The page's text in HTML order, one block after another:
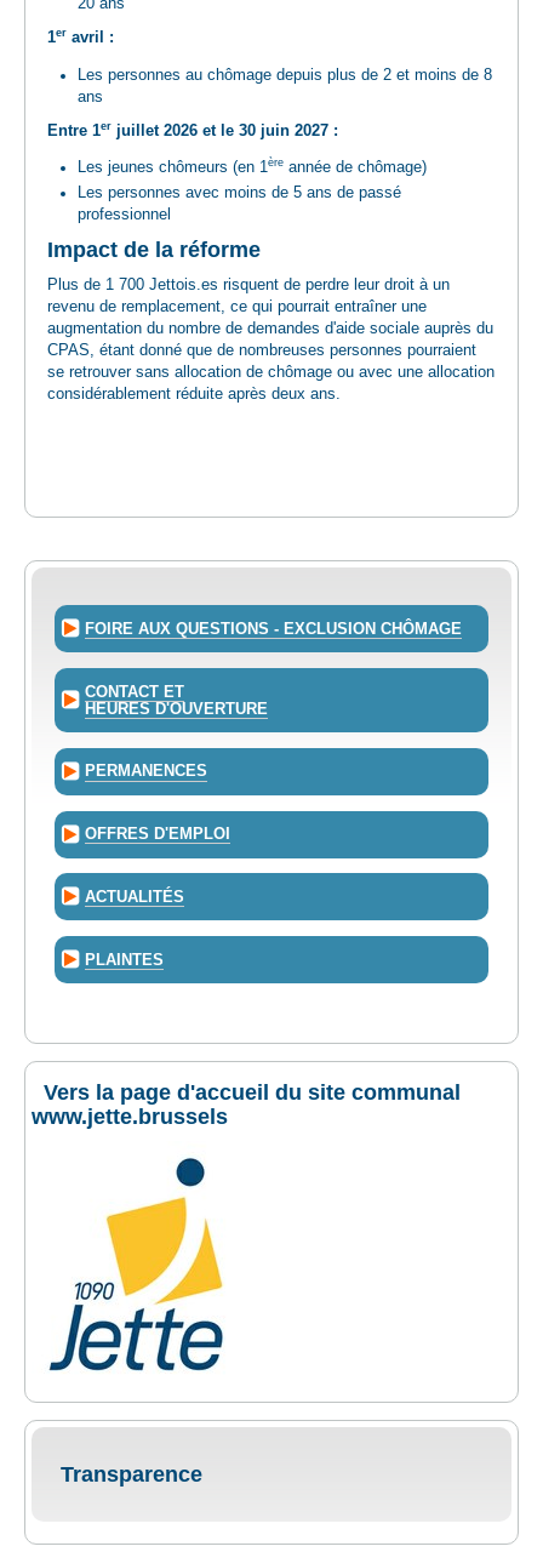
20 ans
1er avril :
Les personnes au chômage depuis plus de 2 et moins de 8
ans
Entre 1erjuillet 2026 et le 30 juin 2027 :
Les jeunes chômeurs (en 1èreannée de chômage)
Les personnes avec moins de 5 ans de passé
professionnel
Impact de la réforme
Plus de 1 700 Jettois.es risquent de perdre leur droit à un
revenu de remplacement, ce qui pourrait entraîner une
augmentation du nombre de demandes d'aide sociale auprès du
CPAS, étant donné que de nombreuses personnes pourraient
se retrouver sans allocation de chômage ou avec une allocation
considérablement réduite après deux ans.
FOIRE AUX QUESTIONS - EXCLUSION CHÔMAGE
CONTACT ET
HEURES D'OUVERTURE
PERMANENCES
OFFRES D'EMPLOI
ACTUALITÉS
PLAINTES
Vers la page d'accueil du site communal
www.jette.brussels
Transparence